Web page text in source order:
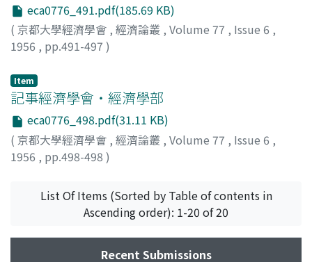
eca0776_491.pdf(185.69 KB)
( 京都大學經濟學會 , 經濟論叢 , Volume 77 , Issue 6 ,
1956 , pp.491-497 )
Item
記事經濟學會・經濟學部
eca0776_498.pdf(31.11 KB)
( 京都大學經濟學會 , 經濟論叢 , Volume 77 , Issue 6 ,
1956 , pp.498-498 )
List Of Items (Sorted by Table of contents in
Ascending order): 1-20 of 20
Recent Submissions